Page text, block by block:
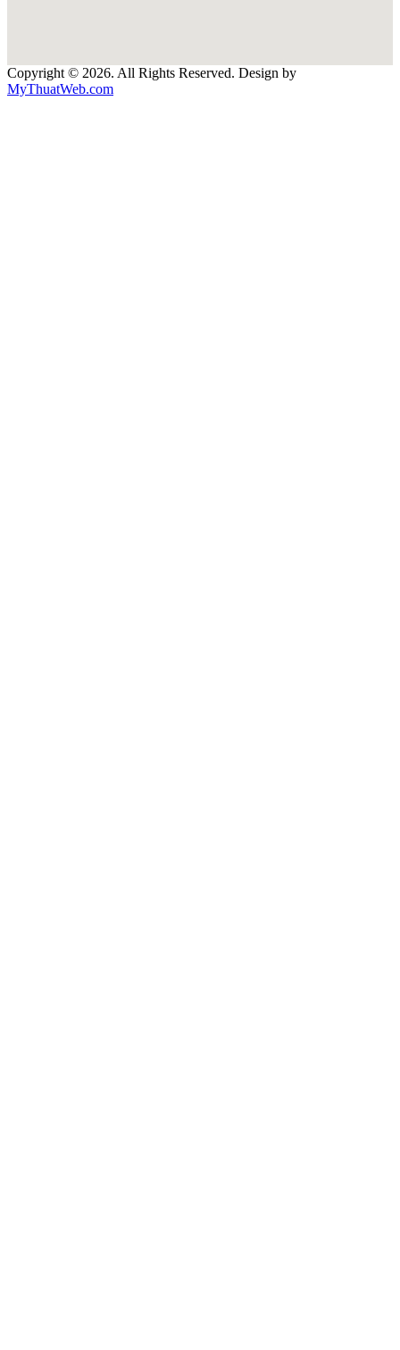
Copyright © 2026. All Rights Reserved. Design by
MyThuatWeb.com